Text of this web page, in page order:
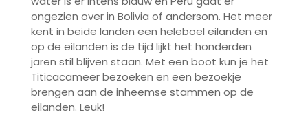
ongezien over in Bolivia of andersom. Het meer
kent in beide landen een heleboel eilanden en
op de eilanden is de tijd lijkt het honderden
jaren stil blijven staan. Met een boot kun je het
Titicacameer bezoeken en een bezoekje
brengen aan de inheemse stammen op de
eilanden. Leuk!